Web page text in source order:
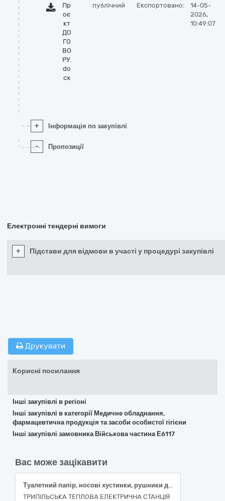
Пр
оє
кт
ДО
ГО
ВО
РУ.
do
cx
публічний Експортовано:
14-05-
2026,
10:49:07
+ Інформація по закупівлі
- Пропозиції
Електронні тендерні вимоги
+ Підстави для відмови в участі у процедурі закупівлі
Друкувати
Корисні посилання
Інші закупівлі в регіоні
Інші закупівлі в категорії Медичне обладнання,
фармацевтична продукція та засоби особистої гігієни
Інші закупівлі замовника Військова частина Е6117
Вас може зацікавити
Туалетний папір, носові хустинки, рушники для рук і серветки (Туалетний папір)
ТРИПІЛЬСЬКА ТЕПЛОВА ЕЛЕКТРИЧНА СТАНЦІЯ